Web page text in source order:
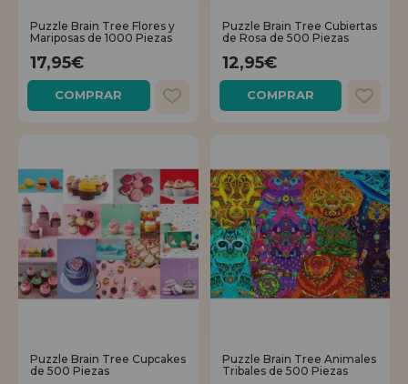
Puzzle Brain Tree Flores y
Mariposas de 1000 Piezas
17,95€
COMPRAR
Puzzle Brain Tree Cubiertas
de Rosa de 500 Piezas
12,95€
COMPRAR
Puzzle Brain Tree Cupcakes
de 500 Piezas
Puzzle Brain Tree Animales
Tribales de 500 Piezas